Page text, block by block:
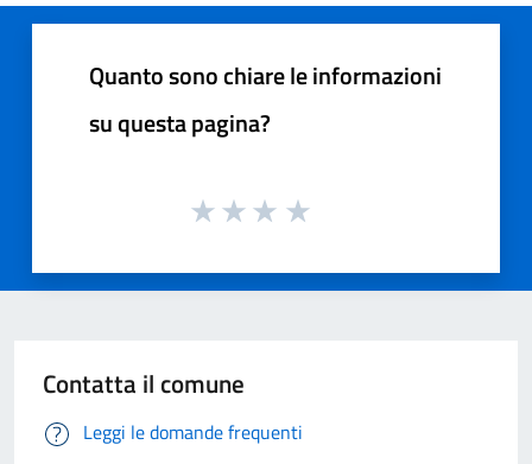
Quanto sono chiare le informazioni
su questa pagina?
Contatta il comune
Leggi le domande frequenti